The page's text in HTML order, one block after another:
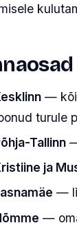
—
turule
Tallinn—
ja
—
—